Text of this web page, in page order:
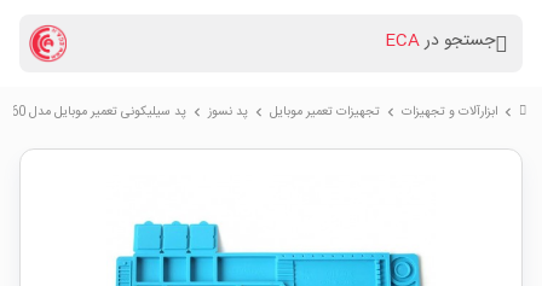
جستجو درECA
chevron_right ابزارآلات و تجهیزات chevron_right تجهیزات تعمیر موبایل chevron_right پد نسوز chevron_right پد سیلیکونی تعمیر موبایل مدل S-160 سایز 450x300mm